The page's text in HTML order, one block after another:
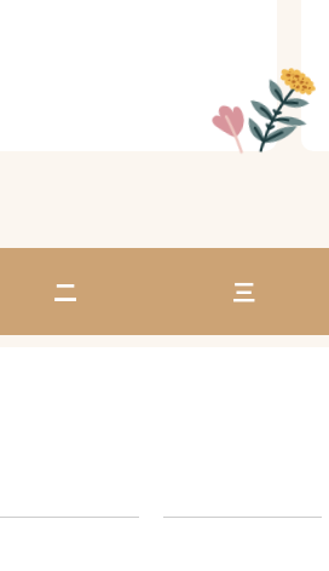
二 三